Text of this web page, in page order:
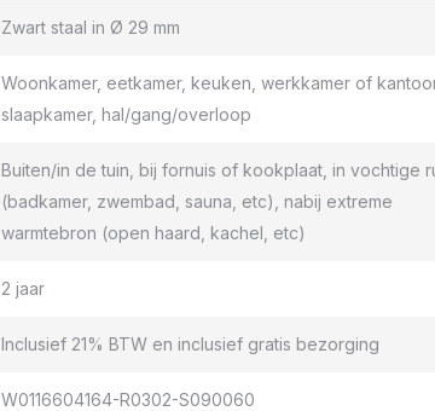
Zwart staal in Ø 29 mm
Woonkamer, eetkamer, keuken, werkkamer of
slaapkamer, hal/gang/overloop
Buiten/in de tuin, bij fornuis of kookplaat, in vochtige
(badkamer, zwembad, sauna, etc), nabij extreme
warmtebron (open haard, kachel, etc)
2 jaar
Inclusief 21% BTW en inclusief gratis bezorging
W0116604164-R0302-S090060